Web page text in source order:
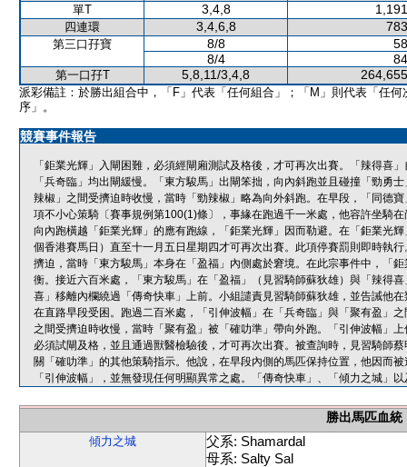
單T 3,4,8
四連環 3,4,6,8
第三口孖寶 8/8
8/4
第一口孖T 5,8,11/3,4,8
派彩備註：於勝出組合中，「F」代表「任何組合」；「M」則代表「任何
序」。
競賽事件報告
「鉅業光輝」入閘困難，必須經閘廂測試及格後，才可再次出賽。「辣得喜
「兵奇臨」均出閘緩慢。「東方駿馬」出閘笨拙，向內斜跑並且碰撞「勁勇
辣椒」之間受擠迫時收慢，當時「勁辣椒」略為向外斜跑。在早段，「同德
項不小心策騎〔賽事規例第100(1)條〕，事緣在跑過千一米處，他容許坐騎
向內跑橫越「鉅業光輝」的應有跑線，「鉅業光輝」因而勒避。在「鉅業光
個香港賽馬日）直至十一月五日星期四才可再次出賽。此項停賽罰則即時執
擠迫，當時「東方駿馬」本身在「盈福」內側處於窘境。在此宗事件中，「
衡。接近六百米處，「東方駿馬」在「盈福」（見習騎師蘇狄雄）與「辣得
喜」移離內欄繞過「傳奇快車」上前。小組譴責見習騎師蘇狄雄，並告誡他
在直路早段受困。跑過二百米處，「引伸波幅」在「兵奇臨」與「聚有盈」
之間受擠迫時收慢，當時「聚有盈」被「確叻準」帶向外跑。「引伸波幅」
必須試閘及格，並且通過獸醫檢驗後，才可再次出賽。被查詢時，見習騎師
關「確叻準」的其他策騎指示。他說，在早段內側的馬匹保持位置，他因而
「引伸波幅」，並無發現任何明顯異常之處。「傳奇快車」、「傾力之城」
勝出馬匹血統
傾力之城
父系: Shamardal
母系: Salty Sal